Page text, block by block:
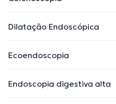
Dilatação Endoscópica
Ecoendoscopia
Endoscopia digestiva alta